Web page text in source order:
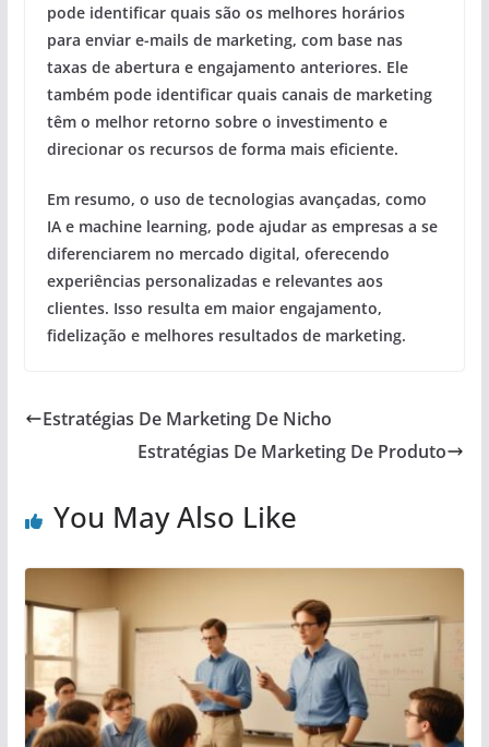
pode identificar quais são os melhores horários
para enviar e-mails de marketing, com base nas
taxas de abertura e engajamento anteriores. Ele
também pode identificar quais canais de marketing
têm o melhor retorno sobre o investimento e
direcionar os recursos de forma mais eficiente.
Em resumo, o uso de tecnologias avançadas, como
IA e machine learning, pode ajudar as empresas a se
diferenciarem no mercado digital, oferecendo
experiências personalizadas e relevantes aos
clientes. Isso resulta em maior engajamento,
fidelização e melhores resultados de marketing.
Estratégias De Marketing De Nicho
Estratégias De Marketing De Produto
You May Also Like